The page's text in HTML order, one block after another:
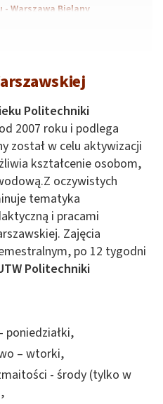
Warszawa Bielany
Politechniki
2007 roku i podlega
został w celu aktywizacji
kształcenie osobom,
oczywistych
tematyka
i pracami
Zajęcia
po 12 tygodni
Politechniki
poniedziałki,
– wtorki,
- środy (tylko w